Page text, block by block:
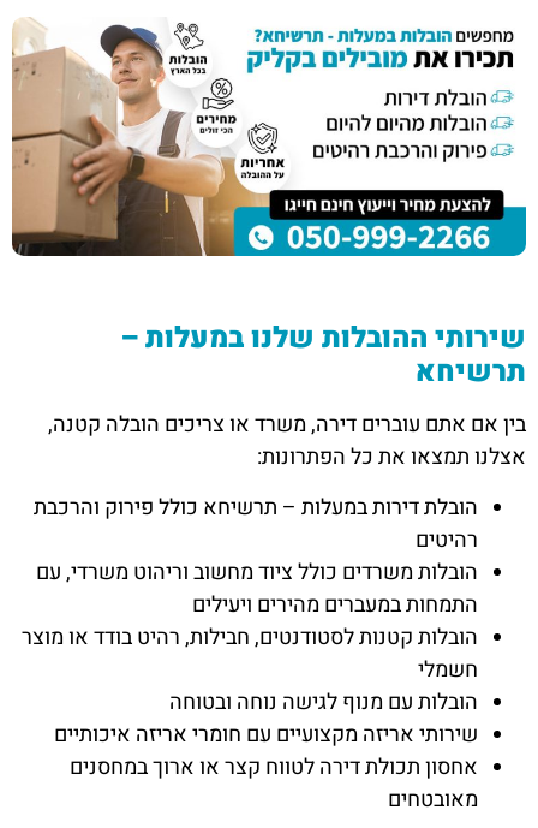
שירותי ההובלות שלנו במעלות –
תרשיחא
בין אם אתם עוברים דירה, משרד או צריכים הובלה קטנה,
אצלנו תמצאו את כל הפתרונות:
הובלת דירות במעלות – תרשיחא כולל פירוק והרכבת
רהיטים
הובלות משרדים כולל ציוד מחשוב וריהוט משרדי, עם
התמחות במעברים מהירים ויעילים
הובלות קטנות לסטודנטים, חבילות, רהיט בודד או מוצר
חשמלי
הובלות עם מנוף לגישה נוחה ובטוחה
שירותי אריזה מקצועיים עם חומרי אריזה איכותיים
אחסון תכולת דירה לטווח קצר או ארוך במחסנים
מאובטחים